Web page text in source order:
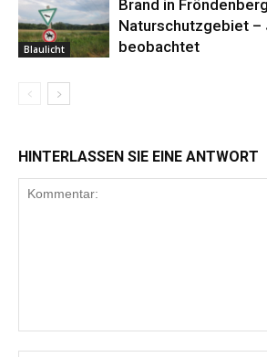
Blaulicht
Brand in
Naturschutzgebiet –
beobachtet
HINTERLASSEN SIE EINE ANTWORT